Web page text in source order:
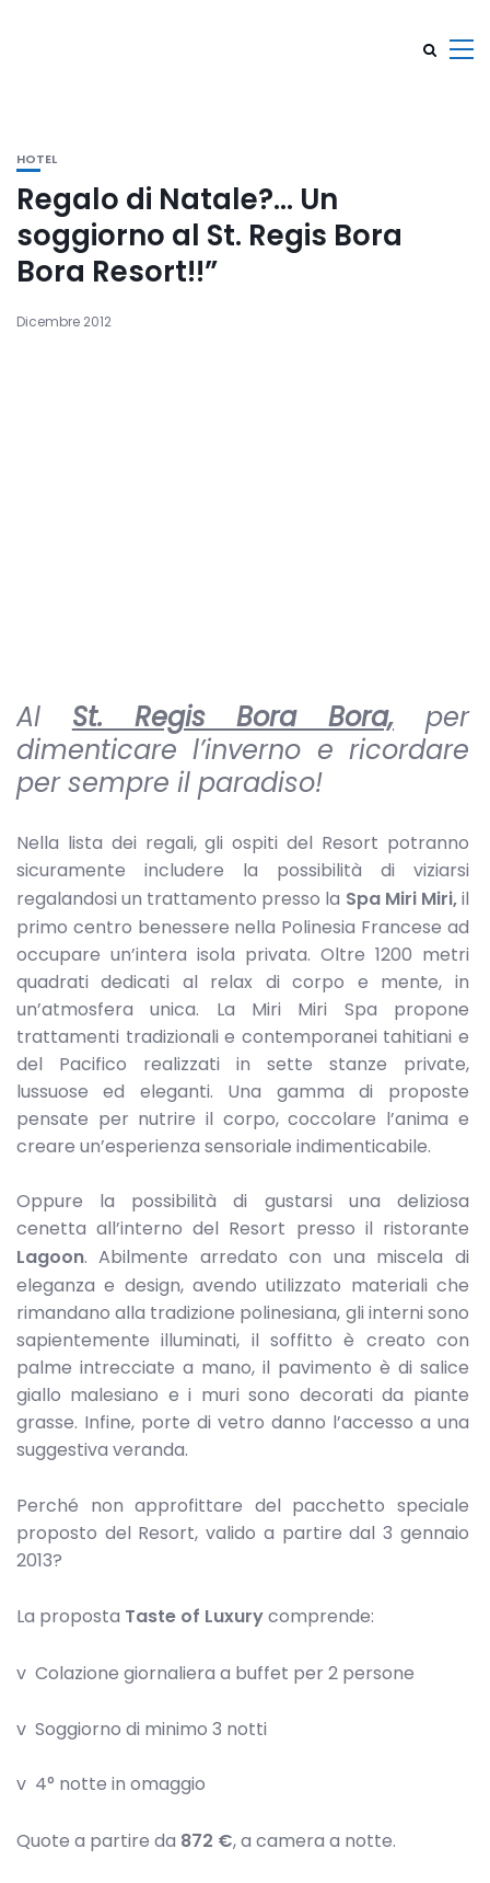
HOTEL
Regalo di Natale?… Un
soggiorno al St. Regis Bora
Bora Resort!!”
Dicembre 2012
Al St. Regis Bora Bora, per
dimenticare l’inverno e ricordare
per sempre il paradiso!
Nella lista dei regali, gli ospiti del Resort potranno
sicuramente includere la possibilità di viziarsi
regalandosi un trattamento presso la Spa Miri Miri,il
primo centro benessere nella Polinesia Francese ad
occupare un’intera isola privata. Oltre 1200 metri
quadrati dedicati al relax di corpo e mente, in
un’atmosfera unica. La Miri Miri Spa propone
trattamenti tradizionali e contemporanei tahitiani e
del Pacifico realizzati in sette stanze private,
lussuose ed eleganti. Una gamma di proposte
pensate per nutrire il corpo, coccolare l’anima e
creare un’esperienza sensoriale indimenticabile.
Oppure la possibilità di gustarsi una deliziosa
cenetta all’interno del Resort presso il ristorante
Lagoon. Abilmente arredato con una miscela di
eleganza e design, avendo utilizzato materiali che
rimandano alla tradizione polinesiana, gli interni sono
sapientemente illuminati, il soffitto è creato con
palme intrecciate a mano, il pavimento è di salice
giallo malesiano e i muri sono decorati da piante
grasse. Infine, porte di vetro danno l’accesso a una
suggestiva veranda.
Perché non approfittare del pacchetto speciale
proposto del Resort, valido a partire dal 3 gennaio
2013?
La proposta Taste of Luxurycomprende:
v Colazione giornaliera a buffet per 2 persone
v Soggiorno di minimo 3 notti
v 4° notte in omaggio
Quote a partire da 872 €, a camera a notte.